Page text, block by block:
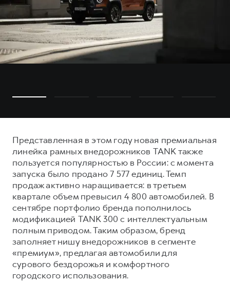
Представленная в этом году новая премиальная
линейка рамных внедорожников TANK также
пользуется популярностью в России: с момента
запуска было продано 7 577 единиц. Темп
продаж активно наращивается: в третьем
квартале объем превысил 4 800 автомобилей. В
сентябре портфолио бренда пополнилось
модификацией TANK 300 с интеллектуальным
полным приводом. Таким образом, бренд
заполняет нишу внедорожников в сегменте
«премиум», предлагая автомобили для
сурового бездорожья и комфортного
городского использования.